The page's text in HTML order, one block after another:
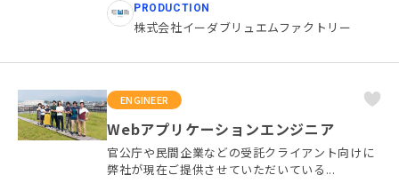
PRODUCTION
株式会社イーダブリュエムファクトリー
ENGINEER
Webアプリケーションエンジニア
官公庁や民間企業などの受託クライアント向けに
弊社が現在ご提供させていただいている...